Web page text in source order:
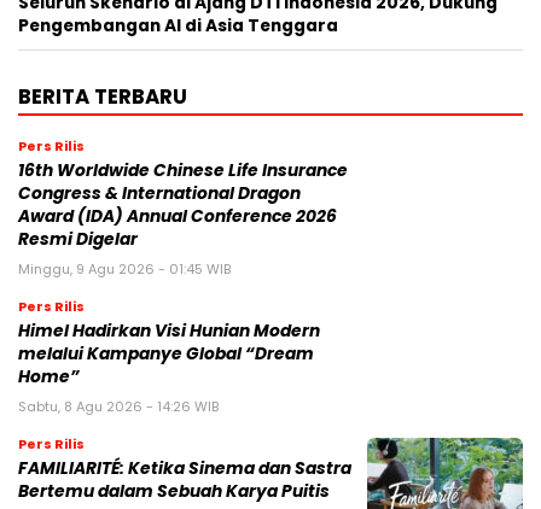
Pengembangan AI di Asia Tenggara
BERITA TERBARU
Pers Rilis
16th Worldwide Chinese Life Insurance
Congress & International Dragon
Award (IDA) Annual Conference 2026
Resmi Digelar
Minggu, 9 Agu 2026 - 01:45 WIB
Pers Rilis
Himel Hadirkan Visi Hunian Modern
melalui Kampanye Global “Dream
Home”
Sabtu, 8 Agu 2026 - 14:26 WIB
Pers Rilis
FAMILIARITÉ: Ketika Sinema dan Sastra
Bertemu dalam Sebuah Karya Puitis